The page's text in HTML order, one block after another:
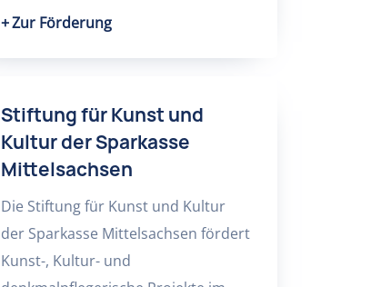
Zur Förderung
Stiftung für Kunst und
Kultur der Sparkasse
Mittelsachsen
Die Stiftung für Kunst und Kultur
der Sparkasse Mittelsachsen fördert
Kunst-, Kultur- und